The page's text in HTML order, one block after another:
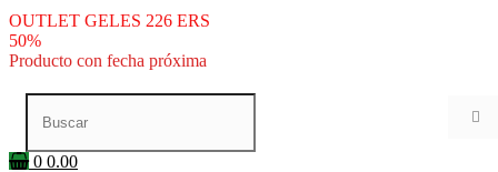
OUTLET GELES 226 ERS
50%
Producto con fecha próxima

0 0.00